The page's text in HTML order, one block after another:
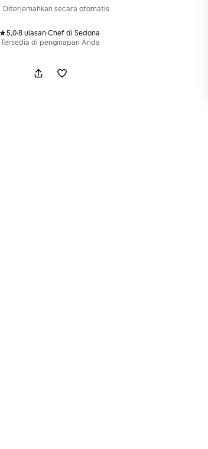
Diterjemahkan secara otomatis
5,0 ,
·8 ulasan
, ·Chef di Sedona
Tersedia di penginapan Anda